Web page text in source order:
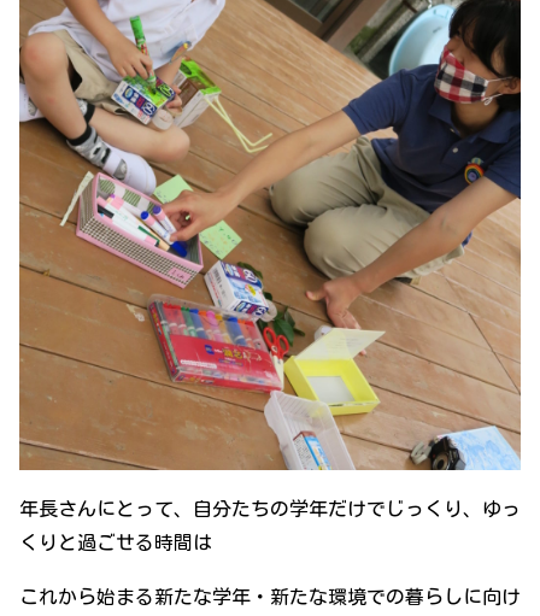
年長さんにとって、自分たちの学年だけでじっくり、ゆっ
くりと過ごせる時間は
これから始まる新たな学年・新たな環境での暮らしに向け